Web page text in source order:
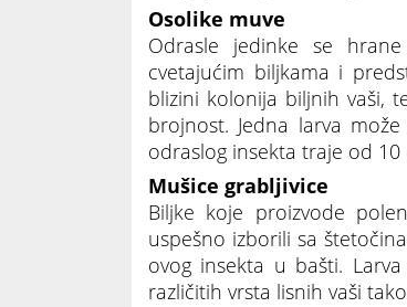
Osolike muve
Odrasle jedinke se
cvetajućim biljkama i
blizini kolonija biljnih vaši,
brojnost. Jedna larva
odraslog insekta traje od
Mušice grabljivice
Biljke koje proizvode
uspešno izborili sa
ovog insekta u bašti.
različitih vrsta lisnih vaši